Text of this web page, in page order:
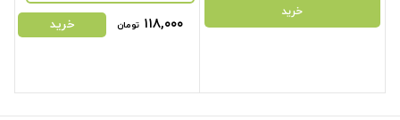
خرید
۱۱۸,۰۰۰ تومان خرید